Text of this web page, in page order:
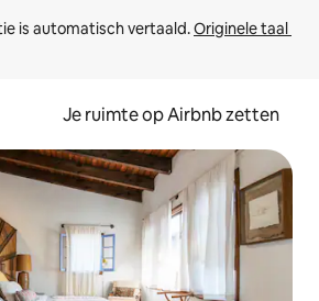
is automatisch vertaald. Originele taal
Je ruimte op Airbnb zetten